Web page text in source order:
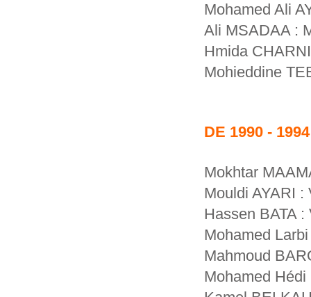
Mohamed Ali
Ali MSADAA :
Hmida
Mohieddine
DE 1990 - 1994
Mokhtar
Mouldi AYARI
Hassen BATA
Mohamed
Mahmoud
Mohamed